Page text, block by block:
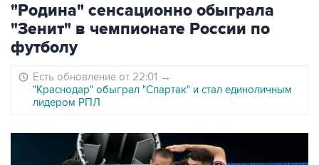
"Родина" сенсационно обыграла
"Зенит" в чемпионате России по
футболу
Есть обновление от 22:01 →
"Краснодар" обыграл "Спартак" и стал единоличным
лидером РПЛ